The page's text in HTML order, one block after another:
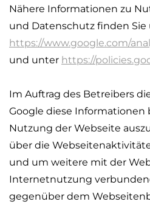
Nähere Informationen zu
und Datenschutz finden Sie
https://www.google.com/
und unter https://
Im Auftrag des Betreibers
Google diese Informationen
Nutzung der Webseite
über die
und um weitere mit der
Internetnutzung
gegenüber dem